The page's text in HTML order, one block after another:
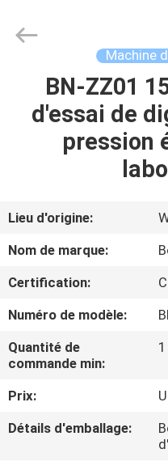
MAISON
PRODUITS
AU
DE
NOUS
VISITE
D'USINE
Ltd..
Machine
BN-ZZ01
d'essai de
pression
Lieu d'origine:
Nom de marque:
Certification:
Numéro de modèle:
Quantité de
commande min:
Prix:
Détails d'emballage: